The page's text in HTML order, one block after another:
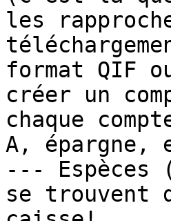
les
format QIF
créer un
chaque
A, épargne,
---
se trouvent